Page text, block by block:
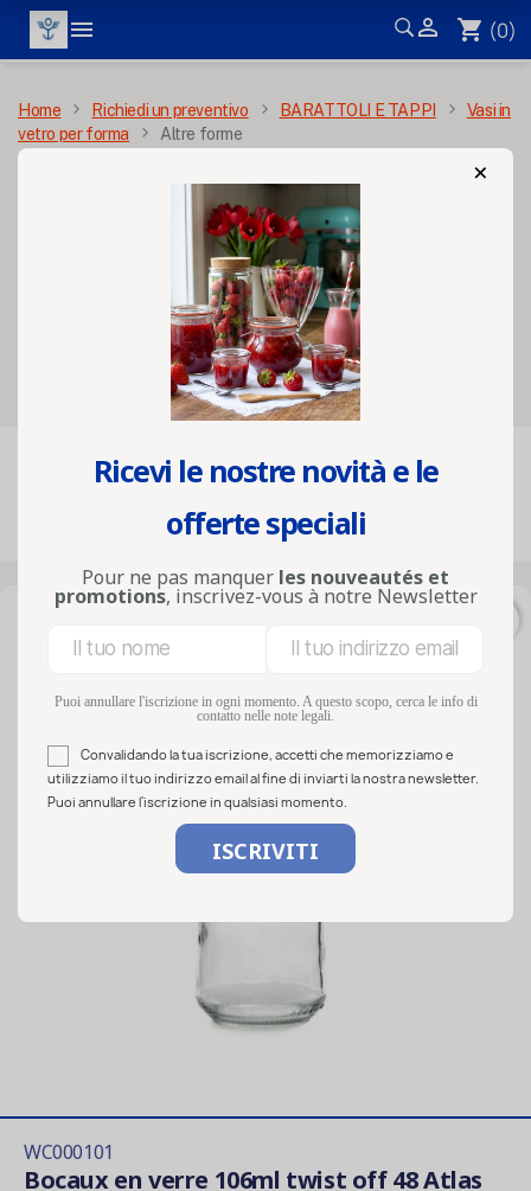
  shopping_cart (0)
MENÙ
Home Richiedi un preventivo BARATTOLI E TAPPI
Vasi in
vetro per forma
Altre forme
Altre forme
Rilevanza FILTRO
Visualizzati 1-20 su 20 articoli
WC000101
Bocaux en verre 106ml twist off 48 Atlas
×
Ricevi le nostre novità e le
offerte speciali
Pour ne pas manquer les nouveautés et
promotions, inscrivez-vous à notre Newsletter
Puoi annullare l'iscrizione in ogni momento. A questo scopo, cerca le info di
contatto nelle note legali.
Convalidando la tua iscrizione, accetti che memorizziamo e
utilizziamo il tuo indirizzo email al fine di inviarti la nostra newsletter.
Puoi annullare l'iscrizione in qualsiasi momento.